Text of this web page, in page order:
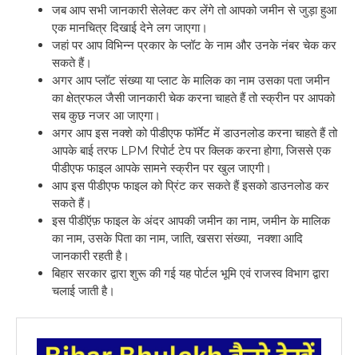
जब आप सभी जानकारी सेलेक्ट कर लेंगे तो आपको जमीन से जुड़ा हुआ
एक मानचित्र दिखाई देने लग जाएगा।
जहां पर आप विभिन्न प्रकार के प्लॉट के नाम और उनके नंबर चेक कर
सकते हैं।
अगर आप प्लॉट संख्या या प्लाट के मालिक का नाम उसका पता जमीन
का क्षेत्रफल जैसी जानकारी चेक करना चाहते हैं तो स्क्रीन पर आपको
सब कुछ नजर आ जाएगा।
अगर आप इस नक्शे को पीडीएफ फॉर्मेट में डाउनलोड करना चाहते हैं तो
आपके बाई तरफ LPM रिपोर्ट टेप पर क्लिक करना होगा, जिससे एक
पीडीएफ फाइल आपके सामने स्क्रीन पर खुल जाएगी।
आप इस पीडीएफ फाइल को प्रिंट कर सकते हैं इसको डाउनलोड कर
सकते हैं।
इस पीडीऍफ़ फाइल के अंदर आपकी जमीन का नाम, जमीन के मालिक
का नाम, उसके पिता का नाम, जाति, खसरा संख्या, नक्शा आदि
जानकारी रहती है।
बिहार सरकार द्वारा शुरू की गई यह पोर्टल भूमि एवं राजस्व विभाग द्वारा
चलाई जाती है।